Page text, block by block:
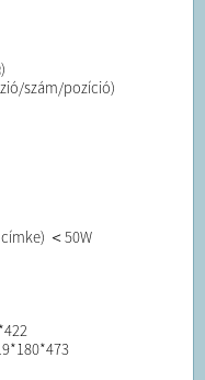
szám/pozíció)
＜50W